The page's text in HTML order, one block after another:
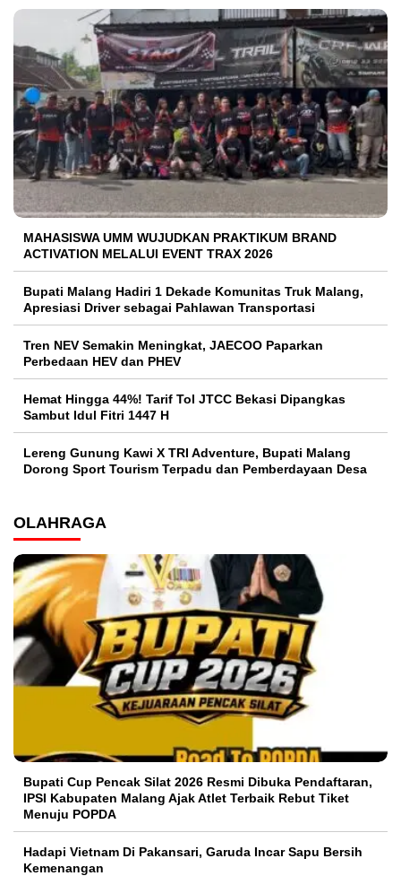
MAHASISWA UMM WUJUDKAN PRAKTIKUM BRAND
ACTIVATION MELALUI EVENT TRAX 2026
Bupati Malang Hadiri 1 Dekade Komunitas Truk Malang,
Apresiasi Driver sebagai Pahlawan Transportasi
Tren NEV Semakin Meningkat, JAECOO Paparkan
Perbedaan HEV dan PHEV
Hemat Hingga 44%! Tarif Tol JTCC Bekasi Dipangkas
Sambut Idul Fitri 1447 H
Lereng Gunung Kawi X TRI Adventure, Bupati Malang
Dorong Sport Tourism Terpadu dan Pemberdayaan Desa
OLAHRAGA
Bupati Cup Pencak Silat 2026 Resmi Dibuka Pendaftaran,
IPSI Kabupaten Malang Ajak Atlet Terbaik Rebut Tiket
Menuju POPDA
Hadapi Vietnam Di Pakansari, Garuda Incar Sapu Bersih
Kemenangan